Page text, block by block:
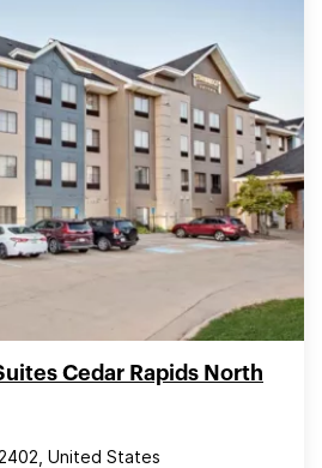
Cedar Rapids North
United States